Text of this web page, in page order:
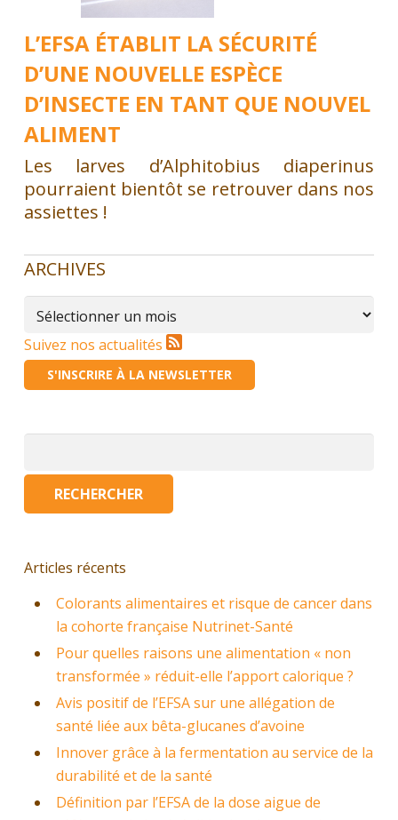
L’EFSA ÉTABLIT LA SÉCURITÉ
D’UNE NOUVELLE ESPÈCE
D’INSECTE EN TANT QUE NOUVEL
ALIMENT
Les larves d’Alphitobius diaperinus
pourraient bientôt se retrouver dans nos
assiettes !
ARCHIVES
Archives
Suivez nos actualités
S'INSCRIRE À LA NEWSLETTER
Articles récents
Colorants alimentaires et risque de cancer dans
la cohorte française Nutrinet-Santé
Pour quelles raisons une alimentation « non
transformée » réduit-elle l’apport calorique ?
Avis positif de l’EFSA sur une allégation de
santé liée aux bêta-glucanes d’avoine
Innover grâce à la fermentation au service de la
durabilité et de la santé
Définition par l’EFSA de la dose aigue de